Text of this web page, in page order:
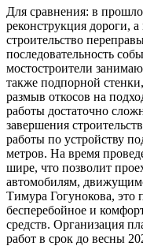
Для сравнения: в
реконструкция дороги,
строительство
последовательность
мостостроители
также подпорной
размыв откосов на
работы достаточно
завершения
работы по устройству
метров. На время
шире, что позволит
автомобилям,
Тимура Гогунокова, это
бесперебойное и
средств. Организация
работ в срок до весны